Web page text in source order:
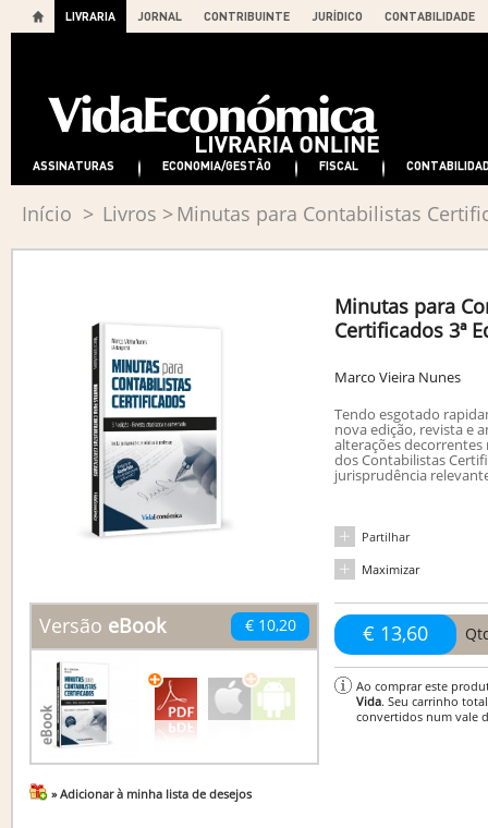
LIVRARIA JORNAL CONTRIBUINTE JURÍDICO CONTABILIDADE
ASSINATURAS ECONOMIA/GESTÃO FISCAL
Início > Livros >Minutas para Contabilistas
Versão eBook € 10,20
» Adicionar à minha lista de desejos
Minutas para
Certificados 3ª
Marco Vieira Nunes
Tendo esgotado
nova edição, revista e
alterações
dos Contabilistas
jurisprudência
Partilhar
Maximizar
€ 13,60
Ao comprar este
Vida. Seu carrinho
convertidos num vale